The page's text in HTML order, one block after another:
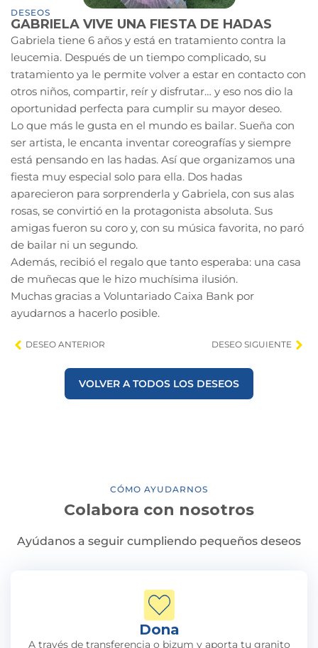
DESEOS
GABRIELA VIVE UNA FIESTA DE HADAS
Gabriela tiene 6 años y está en tratamiento contra la
leucemia. Después de un tiempo complicado, su
tratamiento ya le permite volver a estar en contacto con
otros niños, compartir, reír y disfrutar… y eso nos dio la
oportunidad perfecta para cumplir su mayor deseo.
Lo que más le gusta en el mundo es bailar. Sueña con
ser artista, le encanta inventar coreografías y siempre
está pensando en las hadas. Así que organizamos una
fiesta muy especial solo para ella. Dos hadas
aparecieron para sorprenderla y Gabriela, con sus alas
rosas, se convirtió en la protagonista absoluta. Sus
amigas fueron su coro y, con su música favorita, no paró
de bailar ni un segundo.
Además, recibió el regalo que tanto esperaba: una casa
de muñecas que le hizo muchísima ilusión.
Muchas gracias a Voluntariado Caixa Bank por
ayudarnos a hacerlo posible.
DESEO ANTERIOR DESEO SIGUIENTE
VOLVER A TODOS LOS DESEOS
CÓMO AYUDARNOS
Colabora con nosotros
Ayúdanos a seguir cumpliendo pequeños deseos
Dona
A través de transferencia o bizum y aporta tu granito